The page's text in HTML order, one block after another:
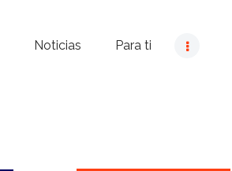
Noticias Para ti